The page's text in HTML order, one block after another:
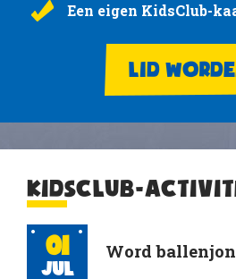
Een eigen KidsClub-
LID
KIDSCLUB-
01
Jul
Word